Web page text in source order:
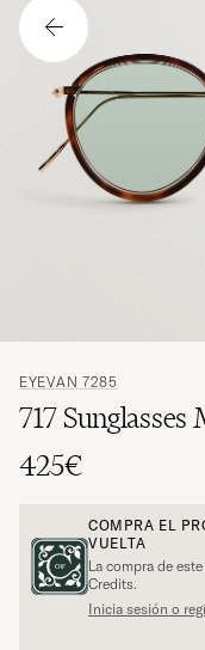
EYEVAN 7285
717
425€
COMPRA EL
VUELTA
La compra de
Credits.
Inicia sesión o